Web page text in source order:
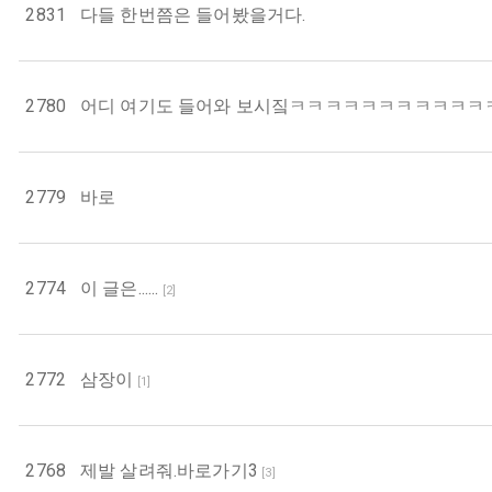
2831 다들 한번쯤은 들어봤을거다.
2780 어디 여기도 들어와 보시짘ㅋㅋㅋㅋㅋㅋㅋㅋㅋㅋㅋ
2779 바로
2774 이 글은...... [2]
2772 삼장이 [1]
2768 제발 살려줘.바로가기3 [3]